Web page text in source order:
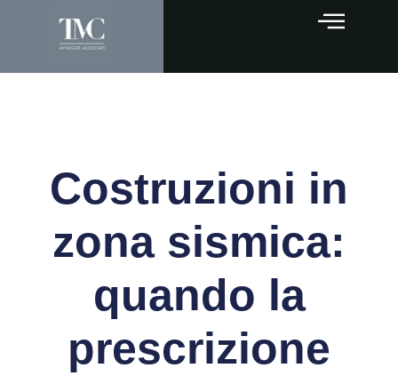
Costruzioni in
zona sismica:
quando la
prescrizione